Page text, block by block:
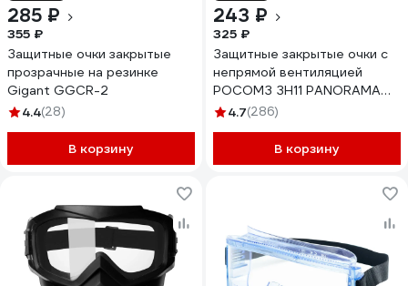
285 ₽
355 ₽
Защитные очки закрытые
прозрачные на резинке
Gigant GGСR-2
4.4(28)
В корзину
243 ₽
325 ₽
Защитные закрытые очки с
непрямой вентиляцией
РОСОМЗ ЗН11 PANORAMA
211114.7(286)
В корзину